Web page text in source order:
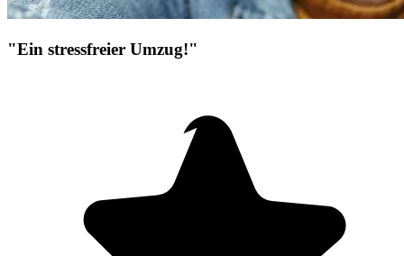
"Ein stressfreier Umzug!"